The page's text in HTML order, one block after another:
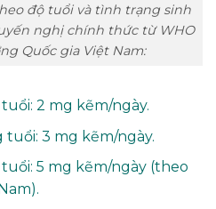
độ tuổi và tình trạng sinh
nghị chính thức từ WHO
Quốc gia Việt Nam:
2 mg kẽm/ngày.
tuổi: 3 mg kẽm/ngày.
5 mg kẽm/ngày (theo